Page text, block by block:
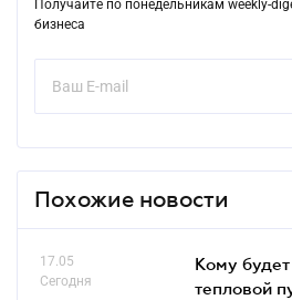
Получайте по понедельникам weekly-
бизнеса
Похожие новости
17.05
Сегодня
Кому
тепловой